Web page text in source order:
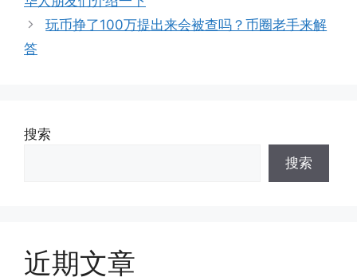
玩币挣了100万提出来会被查吗？币圈老手来解
答
搜索
搜索
近期文章